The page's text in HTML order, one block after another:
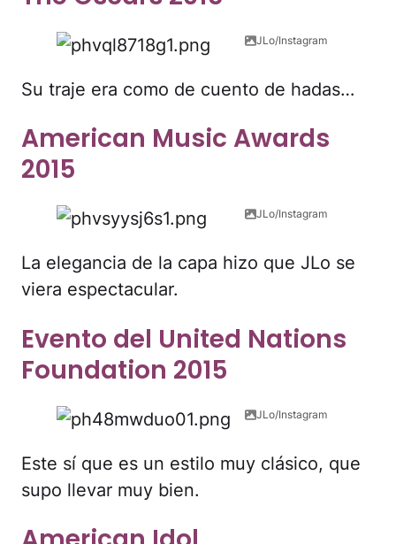
JLo/Instagram
Su traje era como de cuento de hadas…
American Music Awards
2015
JLo/Instagram
La elegancia de la capa hizo que JLo se
viera espectacular.
Evento del United Nations
Foundation 2015
JLo/Instagram
Este sí que es un estilo muy clásico, que
supo llevar muy bien.